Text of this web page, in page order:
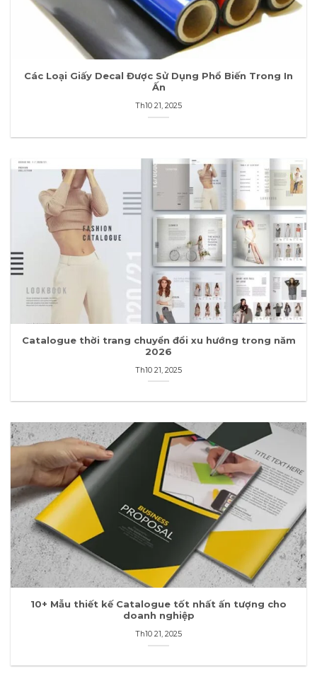
Các Loại Giấy Decal Được Sử Dụng Phổ Biến Trong In
Ấn
Th10 21, 2025
Catalogue thời trang chuyển đổi xu hướng trong năm
2026
Th10 21, 2025
10+ Mẫu thiết kế Catalogue tốt nhất ấn tượng cho
doanh nghiệp
Th10 21, 2025